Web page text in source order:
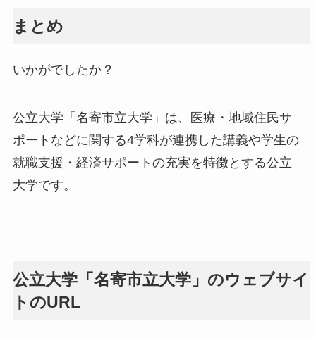
まとめ
いかがでしたか？
公立大学「名寄市立大学」は、医療・地域住民サ
ポートなどに関する4学科が連携した講義や学生の
就職支援・経済サポートの充実を特徴とする公立
大学です。
公立大学「名寄市立大学」のウェブサイ
トのURL